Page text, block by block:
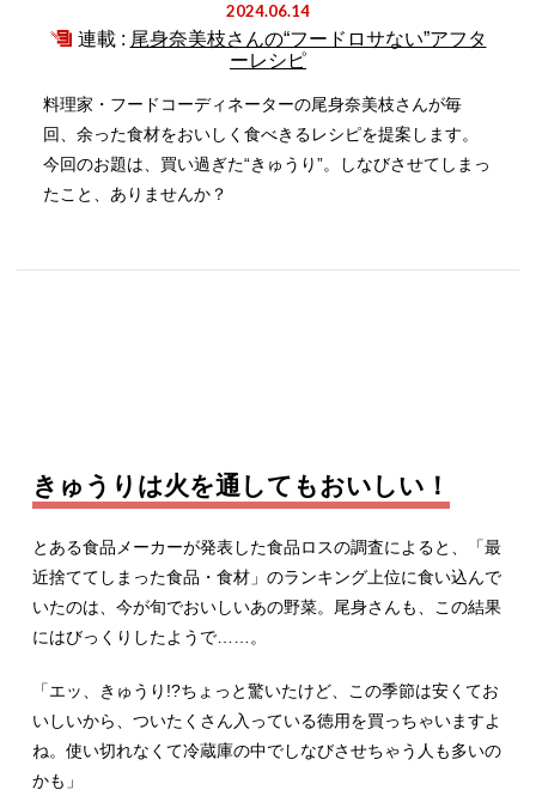
2024.06.14
連載 : 尾身奈美枝さんの“フードロサない”アフタ
ーレシピ
料理家・フードコーディネーターの尾身奈美枝さんが毎
回、余った食材をおいしく食べきるレシピを提案します。
今回のお題は、買い過ぎた“きゅうり”。しなびさせてしまっ
たこと、ありませんか？
きゅうりは火を通してもおいしい！
とある食品メーカーが発表した食品ロスの調査によると、「最
近捨ててしまった食品・食材」のランキング上位に食い込んで
いたのは、今が旬でおいしいあの野菜。尾身さんも、この結果
にはびっくりしたようで……。
「エッ、きゅうり!?ちょっと驚いたけど、この季節は安くてお
いしいから、ついたくさん入っている徳用を買っちゃいますよ
ね。使い切れなくて冷蔵庫の中でしなびさせちゃう人も多いの
かも」